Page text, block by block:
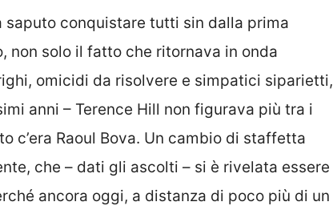
saputo conquistare tutti sin dalla prima
non solo il fatto che ritornava in onda
omicidi da risolvere e simpatici siparietti,
anni – Terence Hill non figurava più tra i
c’era Raoul Bova. Un cambio di staffetta
che – dati gli ascolti – si è rivelata essere
ancora oggi, a distanza di poco più di un